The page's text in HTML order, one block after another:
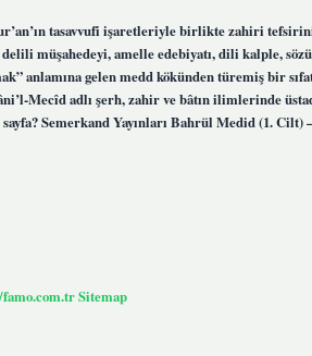
tasavvufi işaretleriyle birlikte zahiri
müşahedeyi, amelle edebiyatı, dili kalple,
anlamına gelen medd kökünden türemiş bir
Mecîd adlı şerh, zahir ve bâtın ilimlerinde
Semerkand Yayınları Bahrül Medid (1.
Sitemap